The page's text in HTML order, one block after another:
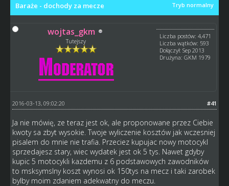
Tryb normalny
Baraże - dochody za mecze
wojtas_gkm
Tutejszy
Liczba postów: 4,471
Liczba wątków: 593
Dołączył: Sep 2013
Drużyna: GKM 1979
#41
2016-03-13, 09:02:20
Ja nie mówię, ze teraz jest ok, ale proponowane przez Ciebie
kwoty sa zbyt wysokie. Twoje wyliczenie kosztów jak wczesniej
pisalem do mnie nie trafia. Przeciez kupujac nowy motocykl
sprzedajesz stary, wiec wydatek jest ok 5 tys. Nawet gdyby
kupic 5 motocykli kazdemu z 6 podstawowych zawodników
to msksymslny koszt wynosi ok 150tys na mecz i taki zarobek
bylby moim zdaniem adekwatny do meczu.